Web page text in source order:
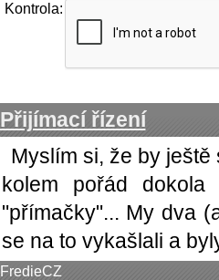
Kontrola:
Přijímací řízení
Myslím si, že by
kolem pořád
"přímačky"... My dva
se na to vykašlali a
FredieCZ